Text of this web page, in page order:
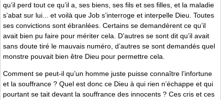
qu’il perd tout ce qu’il a, ses biens, ses fils et ses filles, et la maladie
s’abat sur lui... et voilà que Job s’interroge et interpelle Dieu. Toutes
ses convictions sont ébranlées. Certains se demandèrent ce qu’il
avait bien pu faire pour mériter cela. D’autres se sont dit qu’il avait
sans doute tiré le mauvais numéro, d’autres se sont demandés quel
monstre pouvait bien être Dieu pour permettre cela.
Comment se peut-il qu’un homme juste puisse connaître l’infortune
et la souffrance ? Quel est donc ce Dieu à qui rien n’échappe et qui
pourtant se tait devant la souffrance des innocents ? Ces cris et ces